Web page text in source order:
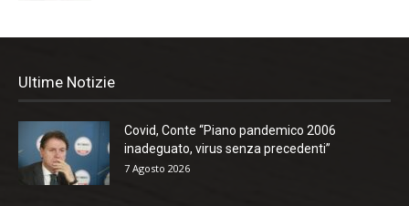
Ultime Notizie
Covid, Conte “Piano pandemico 2006
inadeguato, virus senza precedenti”
7 Agosto 2026